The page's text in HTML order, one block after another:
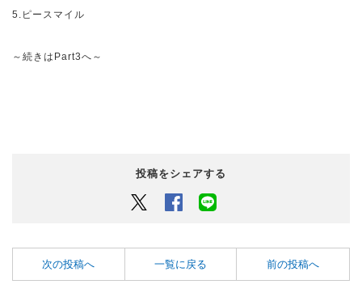
5. ピースマイル
～続きは Part3へ～
投稿をシェアする
Twitter Facebook
次の投稿へ 一覧に戻る 前の投稿へ